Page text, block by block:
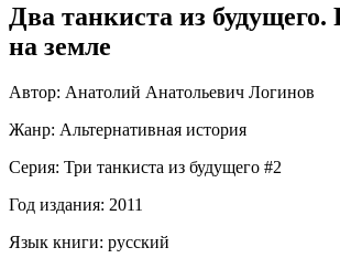
Два танкиста из
на земле
Автор: Анатолий Анатольевич Логинов
Жанр: Альтернативная история
Серия: Три танкиста из будущего #2
Год издания: 2011
Язык книги: русский